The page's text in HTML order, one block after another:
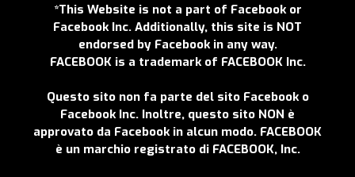
*This Website is not a part of Facebook or
Facebook Inc. Additionally, this site is NOT
endorsed by Facebook in any way.
FACEBOOK is a trademark of FACEBOOK Inc.
Questo sito non fa parte del sito Facebook o
Facebook Inc. Inoltre, questo sito NON è
approvato da Facebook in alcun modo. FACEBOOK
è un marchio registrato di FACEBOOK, Inc.